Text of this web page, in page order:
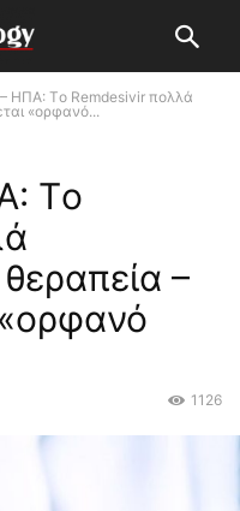
ΗΠΑ: Tο Remdesivir πολλά
«ορφανό...
Tο
–
1126